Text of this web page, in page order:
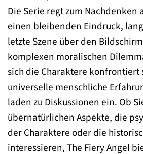
Die Serie regt zum Nachdenken
einen bleibenden Eindruck,
letzte Szene über den
komplexen moralischen
sich die Charaktere konfrontiert
universelle menschliche
laden zu Diskussionen ein. Ob
übernatürlichen Aspekte, die
der Charaktere oder die
interessieren, The Fiery Angel